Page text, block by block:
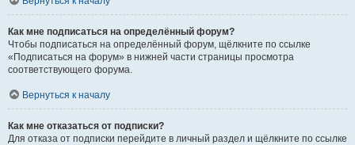
Как мне подписаться на определённый форум?
Чтобы подписаться на определённый форум, щёлкните по ссылке
«Подписаться на форум» в нижней части страницы просмотра
соответствующего форума.
Вернуться к началу
Как мне отказаться от подписки?
Для отказа от подписки перейдите в личный раздел и щёлкните по ссылке